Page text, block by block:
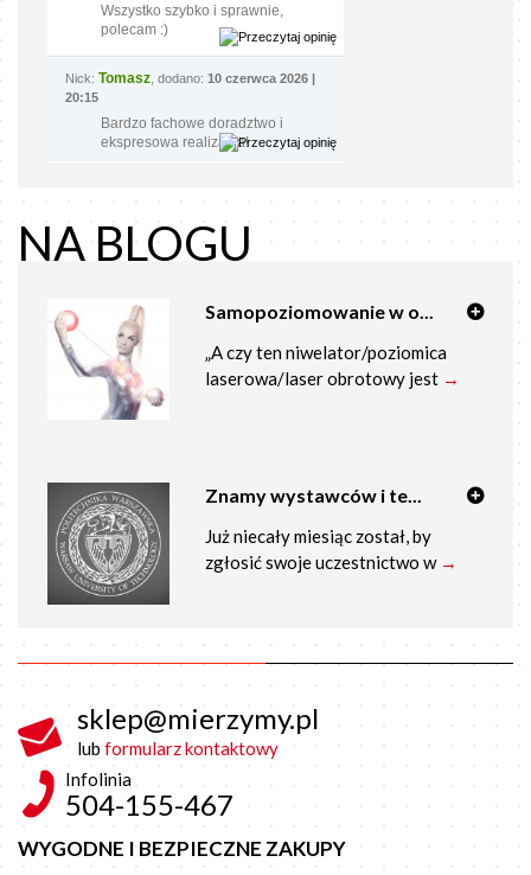
Wszystko szybko i sprawnie,
polecam :)
Nick: Tomasz , dodano: 10 czerwca 2026 |
20:15
Bardzo fachowe doradztwo i
ekspresowa realizacja!
NA BLOGU
Samopoziomowanie w o...
„A czy ten niwelator/poziomica
laserowa/laser obrotowy jest →
Znamy wystawców i te...
Już niecały miesiąc został, by
zgłosić swoje uczestnictwo w →
sklep@mierzymy.pl
lub formularz kontaktowy
Infolinia
504-155-467
WYGODNE I BEZPIECZNE ZAKUPY